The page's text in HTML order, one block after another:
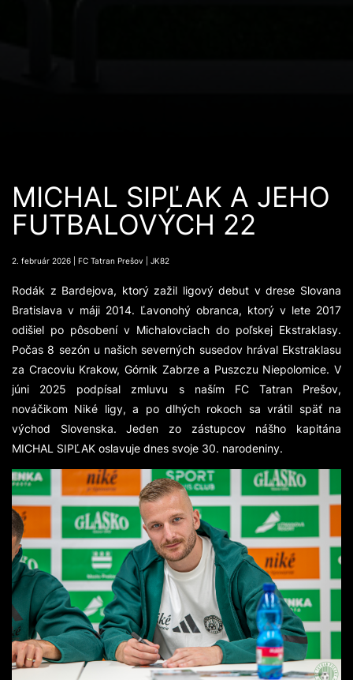
MICHAL SIPĽAK A JEHO
FUTBALOVÝCH 22
2. február 2026 | FC Tatran Prešov | JK82
Rodák z Bardejova, ktorý zažil ligový debut v drese Slovana
Bratislava v máji 2014. Ľavonohý obranca, ktorý v lete 2017
odišiel po pôsobení v Michalovciach do poľskej Ekstraklasy.
Počas 8 sezón u našich severných susedov hrával Ekstraklasu
za Cracoviu Krakow, Górnik Zabrze a Puszczu Niepolomice. V
júni 2025 podpísal zmluvu s naším FC Tatran Prešov,
nováčikom Niké ligy, a po dlhých rokoch sa vrátil späť na
východ Slovenska. Jeden zo zástupcov nášho kapitána
MICHAL SIPĽAK oslavuje dnes svoje 30. narodeniny.